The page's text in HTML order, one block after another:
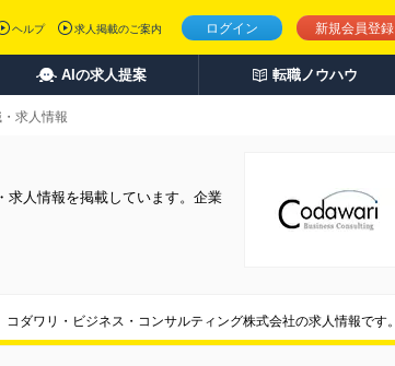
ログイン 新規会員登録
ヘルプ 求人掲載のご案内
AIの求人提案 転職ノウハウ
求人情報
求人情報を掲載しています。企業
コダワリ・ビジネス・コンサルティング株式会社の求人情報です。